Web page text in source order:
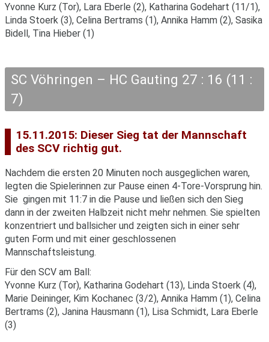
Yvonne Kurz (Tor), Lara Eberle (2), Katharina Godehart (11/1),
Linda Stoerk (3), Celina Bertrams (1), Annika Hamm (2), Sasika
Bidell, Tina Hieber (1)
SC Vöhringen – HC Gauting 27 : 16 (11 :
7)
15.11.2015: Dieser Sieg tat der Mannschaft
des SCV richtig gut.
Nachdem die ersten 20 Minuten noch ausgeglichen waren,
legten die Spielerinnen zur Pause einen 4-Tore-Vorsprung hin.
Sie gingen mit 11:7 in die Pause und ließen sich den Sieg
dann in der zweiten Halbzeit nicht mehr nehmen. Sie spielten
konzentriert und ballsicher und zeigten sich in einer sehr
guten Form und mit einer geschlossenen
Mannschaftsleistung.
Für den SCV am Ball:
Yvonne Kurz (Tor), Katharina Godehart (13), Linda Stoerk (4),
Marie Deininger, Kim Kochanec (3/2), Annika Hamm (1), Celina
Bertrams (2), Janina Hausmann (1), Lisa Schmidt, Lara Eberle
(3)